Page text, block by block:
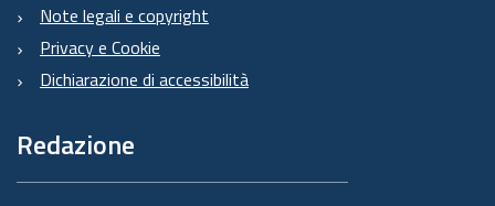
Note legali e copyright
Privacy e Cookie
Dichiarazione di accessibilità
Redazione